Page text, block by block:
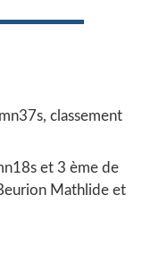
classement
et 3 ème de
Mathlide et